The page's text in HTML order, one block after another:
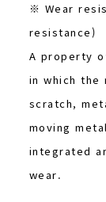
※ Wear
resistance)
A property
in which the
scratch,
moving
integrated
wear.